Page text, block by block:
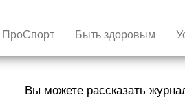
ПроСпорт Быть здоровым
Вы можете рассказать